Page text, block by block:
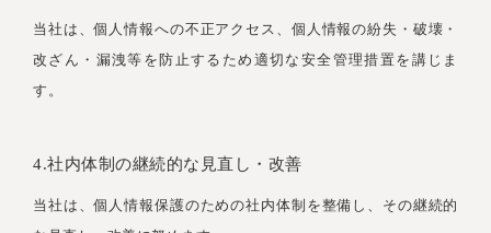
当社は、個人情報への不正アクセス、個人情報の紛失・破壊・
改ざん・漏洩等を防止するため適切な安全管理措置を講じま
す。
4.社内体制の継続的な見直し・改善
当社は、個人情報保護のための社内体制を整備し、その継続的